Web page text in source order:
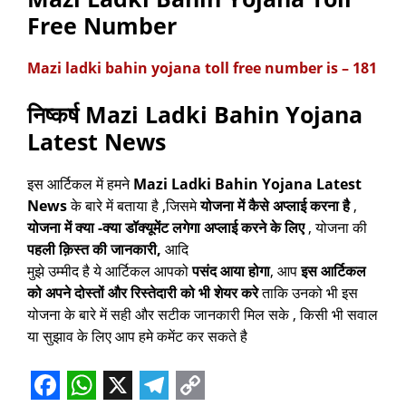
Free Number
Mazi ladki bahin yojana toll free number is – 181
निष्कर्ष Mazi Ladki Bahin Yojana
Latest News
इस आर्टिकल में हमनेMazi Ladki Bahin Yojana Latest
Newsके बारे में बताया है ,जिसमेयोजना में कैसे अप्लाई करना है,
योजना में क्या -क्या डॉक्यूमेंट लगेगा अप्लाई करने के लिए, योजना की
पहली क़िस्त की जानकारी, आदि
मुझे उम्मीद है ये आर्टिकल आपकोपसंद आया होगा, आपइस आर्टिकल
को अपने दोस्तों और रिस्तेदारी को भी शेयर करेताकि उनको भी इस
योजना के बारे में सही और सटीक जानकारी मिल सके , किसी भी सवाल
या सुझाव के लिए आप हमे कमेंट कर सकते है